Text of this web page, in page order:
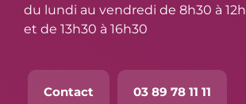
du lundi au vendredi de 8h30 à 12h
et de 13h30 à 16h30
Contact 03 89 78 11 11